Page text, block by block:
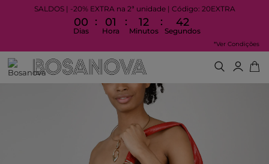
SALDOS | -20% EXTRA na 2ª unidade | Código: 20EXTRA
00
Dias
: 01
Hora
: 12
Minutos
: 42
Segundos
*Ver Condições